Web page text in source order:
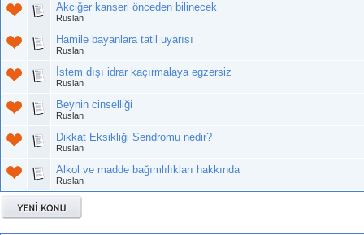
Akciğer kanseri önceden bilinecek
Ruslan
Hamile bayanlara tatil uyarısı
Ruslan
İstem dışı idrar kaçırmalaya egzersiz
Ruslan
Beynin cinselliği
Ruslan
Dikkat Eksikliği Sendromu nedir?
Ruslan
Alkol ve madde bağımlılıkları hakkında
Ruslan